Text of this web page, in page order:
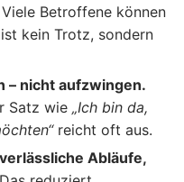
Betroffene können
kein Trotz, sondern
– nicht aufzwingen.
Satz wie „Ich bin da,
reicht oft aus.
Abläufe,